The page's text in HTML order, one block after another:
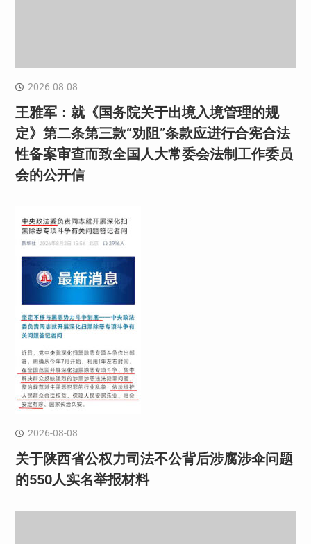
2026-08-08
王雅军：就《国务院关于出境入境管理的规
定》第二条第三款“劝阻”条款应进行合宪合法
性备案审查而致全国人大常委会法制工作委员
会的公开信
2026-08-08
关于陕西省公权力司法不公背后涉腐涉伞问题
的550人实名举报材料